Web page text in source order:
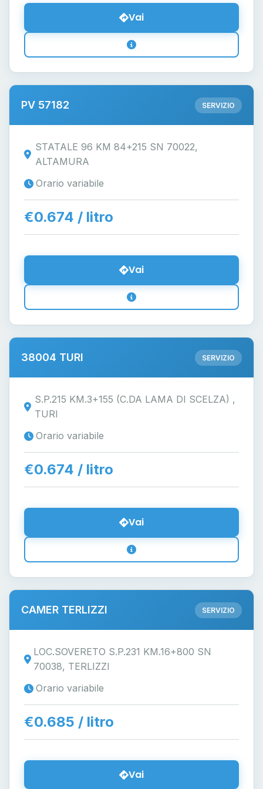
Vai
PV 57182 SERVIZIO
STATALE 96 KM 84+215 SN 70022,
ALTAMURA
Orario variabile
€0.674 / litro
Vai
38004 TURI SERVIZIO
S.P.215 KM.3+155 (C.DA LAMA DI SCELZA) ,
TURI
Orario variabile
€0.674 / litro
Vai
CAMER TERLIZZI SERVIZIO
LOC.SOVERETO S.P.231 KM.16+800 SN
70038, TERLIZZI
Orario variabile
€0.685 / litro
Vai